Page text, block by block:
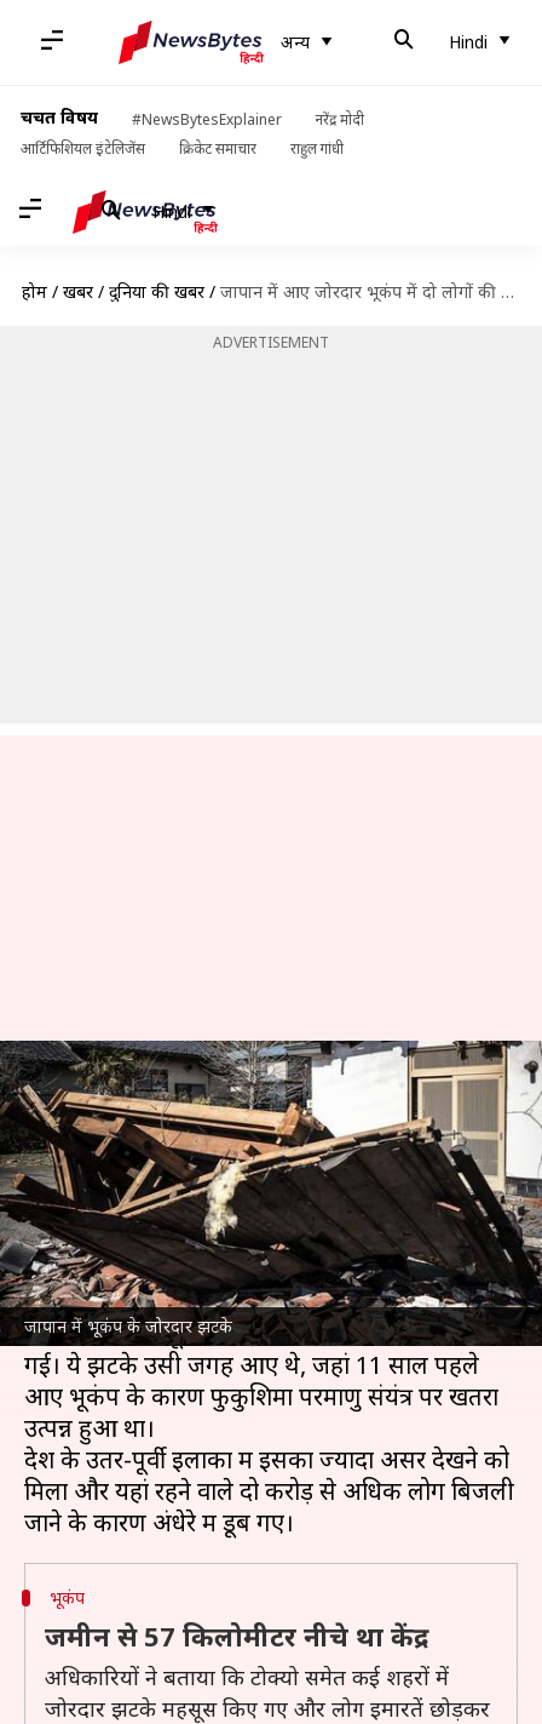
अन्य Hindi
चर्चित विषय #NewsBytesExplainer
नरेंद्र मोदी
आर्टिफिशियल इंटेलिजेंस
क्रिकेट समाचार राहुल गांधी
Hindi
होम / खबरें / दुनिया की खबरें / जापान में आए जोरदार भूकंप में दो लोगों की मौत, 90 घायल
ADVERTISEMENT
जापान में भूकंप के जोरदार झटके
जापान में आए जोरदार भूकंप में दो
लोगों की मौत, 90 घायल
लेखन प्रमोद कुमार Mar 17, 2022 02:09 pm
क्या है खबर?
बुधवार रातजापानमें आए जोरदार भूकंप के कारण दो
लोगों की मौत हो गई है।
रिक्टर स्केल पर भूकंप के झटकों के तीव्रता 7.3 मापी
गई। ये झटके उसी जगह आए थे, जहां 11 साल पहले
आए भूकंप के कारण फुकुशिमा परमाणु संयंत्र पर खतरा
उत्पन्न हुआ था।
देश के उतर-पूर्वी इलाकों में इसका ज्यादा असर देखने को
मिला और यहां रहने वाले दो करोड़ से अधिक लोग बिजली
भूकंप
जमीन से 57 किलोमीटर नीचे था केंद्र
अधिकारियों ने बताया कि टोक्यो समेत कई शहरों में
जोरदार झटके महसूस किए गए और लोग इमारतें छोड़कर